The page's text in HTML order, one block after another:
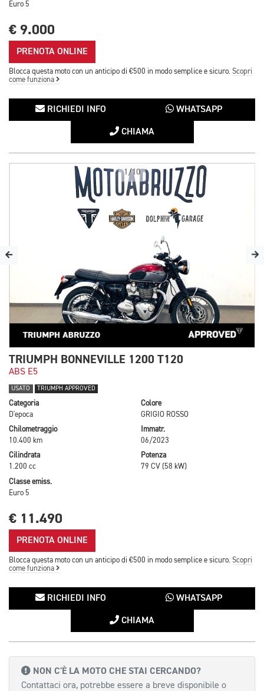
Euro 5
€ 9.000
PRENOTA ONLINE
Blocca questa moto con un anticipo di €500 in modo semplice e sicuro. Scopri
come funziona
RICHIEDI INFO WHATSAPP
CHIAMA
1/10
TRIUMPH BONNEVILLE 1200 T120
ABS E5
USATO TRIUMPH APPROVED
Categoria
D'epoca
Colore
GRIGIO ROSSO
Chilometraggio
10.400 km
Immatr.
06/2023
Cilindrata
1.200 cc
Potenza
79 CV (58 kW)
Classe emiss.
Euro 5
€ 11.490
PRENOTA ONLINE
Blocca questa moto con un anticipo di €500 in modo semplice e sicuro. Scopri
come funziona
RICHIEDI INFO WHATSAPP
CHIAMA
NON C'È LA MOTO CHE STAI CERCANDO?
Contattaci ora, potrebbe essere a breve disponibile o